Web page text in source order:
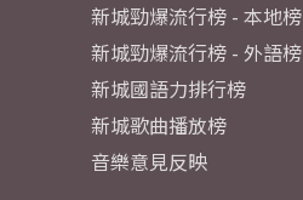
新城勁爆流行榜 - 本地榜
新城勁爆流行榜 - 外語榜
新城國語力排行榜
新城歌曲播放榜
音樂意見反映